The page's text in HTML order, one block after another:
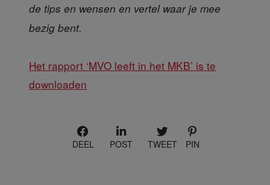
de tips en wensen en vertel waar je mee
bezig bent.
Het rapport ‘MVO leeft in het MKB’ is te
downloaden
DEEL POST TWEET PIN